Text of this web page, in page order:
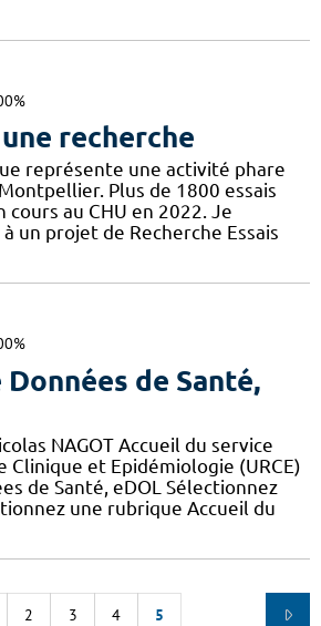
recherche
représente une activité phare
Plus de 1800 essais
au CHU en 2022. Je
un projet de Recherche Essais
de Santé,
NAGOT Accueil du service
Clinique et Epidémiologie (URCE)
de Santé, eDOL Sélectionnez
une rubrique Accueil du
2 3 4 5